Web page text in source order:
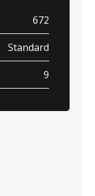
672
Standard
9